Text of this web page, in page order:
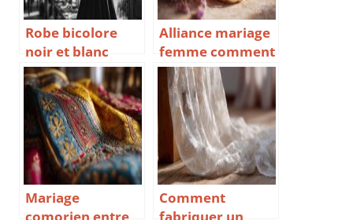
Robe bicolore
noir et blanc
l’alliance du chic
et de l’élégance
pour toutes les
silhouettes
Alliance mariage
femme comment
choisir un bijou
unique entre
tradition or
diamant et
design moderne
Mariage
Comment